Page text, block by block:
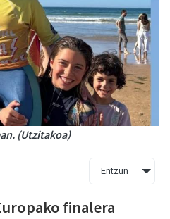
(Utzitakoa)
Entzun
finalera